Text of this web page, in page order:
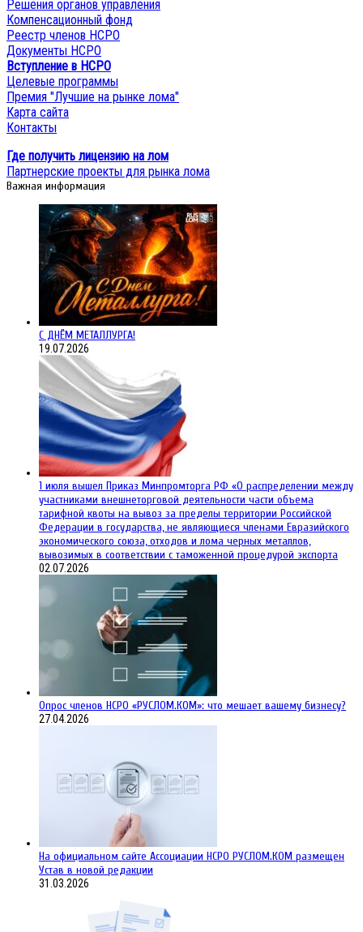
Решения органов управления
Компенсационный фонд
Реестр членов НСРО
Документы НСРО
Вступление в НСРО
Целевые программы
Премия "Лучшие на рынке лома"
Карта сайта
Контакты
Где получить лицензию на лом
Партнерские проекты для рынка лома
Важная информация
С ДНЁМ МЕТАЛЛУРГА!
19.07.2026
1 июля вышел Приказ Минпромторга РФ «О распределении между
участниками внешнеторговой деятельности части объема
тарифной квоты на вывоз за пределы территории Российской
Федерации в государства, не являющиеся членами Евразийского
экономического союза, отходов и лома черных металлов,
вывозимых в соответствии с таможенной процедурой экспорта
02.07.2026
Опрос членов НСРО «РУСЛОМ.КОМ»: что мешает вашему бизнесу?
27.04.2026
На официальном сайте Ассоциации НСРО РУСЛОМ.КОM размещен
Устав в новой редакции
31.03.2026